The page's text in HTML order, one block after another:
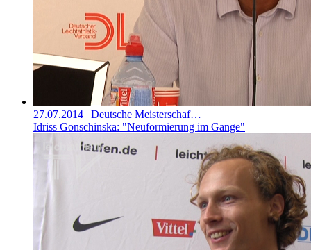
27.07.2014 | Deutsche Meisterschaf…
Idriss Gonschinska: "Neuformierung im Gange"